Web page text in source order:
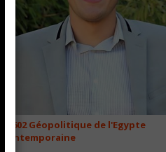
20602 Géopolitique de l'Egypte
contemporaine